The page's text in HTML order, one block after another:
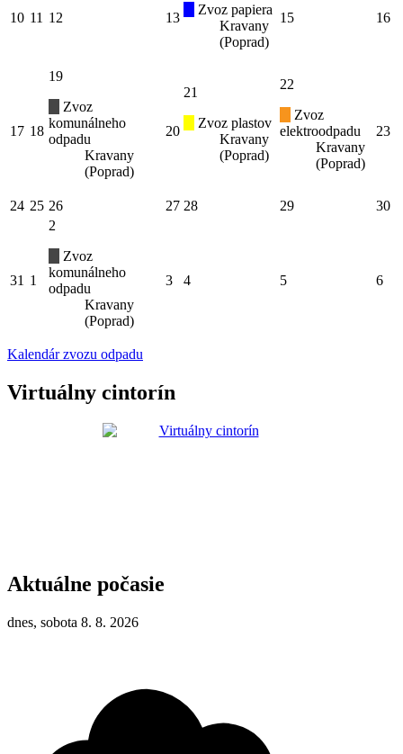
10 11 12 13
Zvoz papiera
Kravany
(Poprad)
15 16
17 18
19
Zvoz
komunálneho
odpadu
Kravany
(Poprad)
20
21
Zvoz plastov
Kravany
(Poprad)
22
Zvoz
elektroodpadu
Kravany
(Poprad)
23
24 25 26 27 28 29 30
31 1
2
Zvoz
komunálneho
odpadu
Kravany
(Poprad)
3 4 5 6
Kalendár zvozu odpadu
Virtuálny cintorín
Aktuálne počasie
dnes, sobota 8. 8. 2026